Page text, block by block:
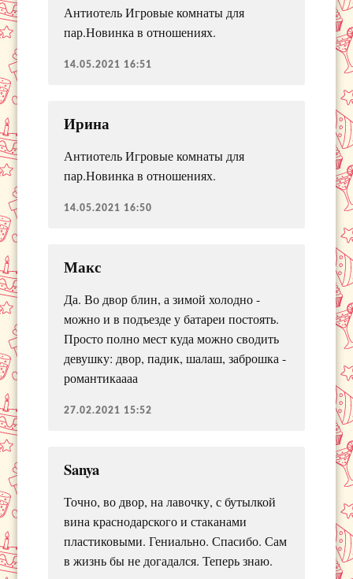
Антиотель Игровые комнаты для
пар.Новинка в отношениях.
14.05.2021 16:51
Ирина
Антиотель Игровые комнаты для
пар.Новинка в отношениях.
14.05.2021 16:50
Макс
Да. Во двор блин, а зимой холодно -
можно и в подъезде у батареи постоять.
Просто полно мест куда можно сводить
девушку: двор, падик, шалаш, заброшка -
романтикаааа
27.02.2021 15:52
Sanya
Точно, во двор, на лавочку, с бутылкой
вина краснодарского и стаканами
пластиковыми. Гениально. Спасибо. Сам
в жизнь бы не догадался. Теперь знаю.